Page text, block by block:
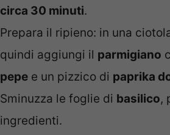
circa 30 minuti.
Prepara il ripieno: in una
quindi aggiungi il parmigiano
pepe e un pizzico di paprika
Sminuzza le foglie di basilico,
ingredienti.